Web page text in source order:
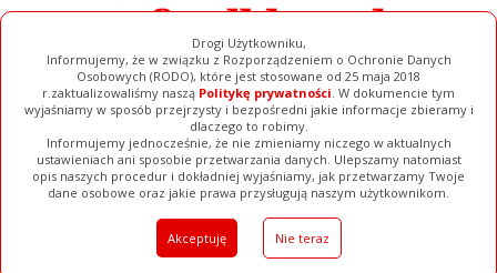
Drogi Użytkowniku,
Informujemy, że w związku z Rozporządzeniem o Ochronie Danych
Osobowych (RODO), które jest stosowane od 25 maja 2018
r.zaktualizowaliśmy naszą Politykę prywatności. W dokumencie tym
wyjaśniamy w sposób przejrzysty i bezpośredni jakie informacje zbieramy i
dlaczego to robimy.
Informujemy jednocześnie, że nie zmieniamy niczego w aktualnych
ustawieniach ani sposobie przetwarzania danych. Ulepszamy natomiast
opis naszych procedur i dokładniej wyjaśniamy, jak przetwarzamy Twoje
dane osobowe oraz jakie prawa przysługują naszym użytkownikom.
Akceptuję Nie teraz
[ ZAMKNIJ ]
Ogłoszenia Filmy Galerie Baza Firm Pełna Wersja